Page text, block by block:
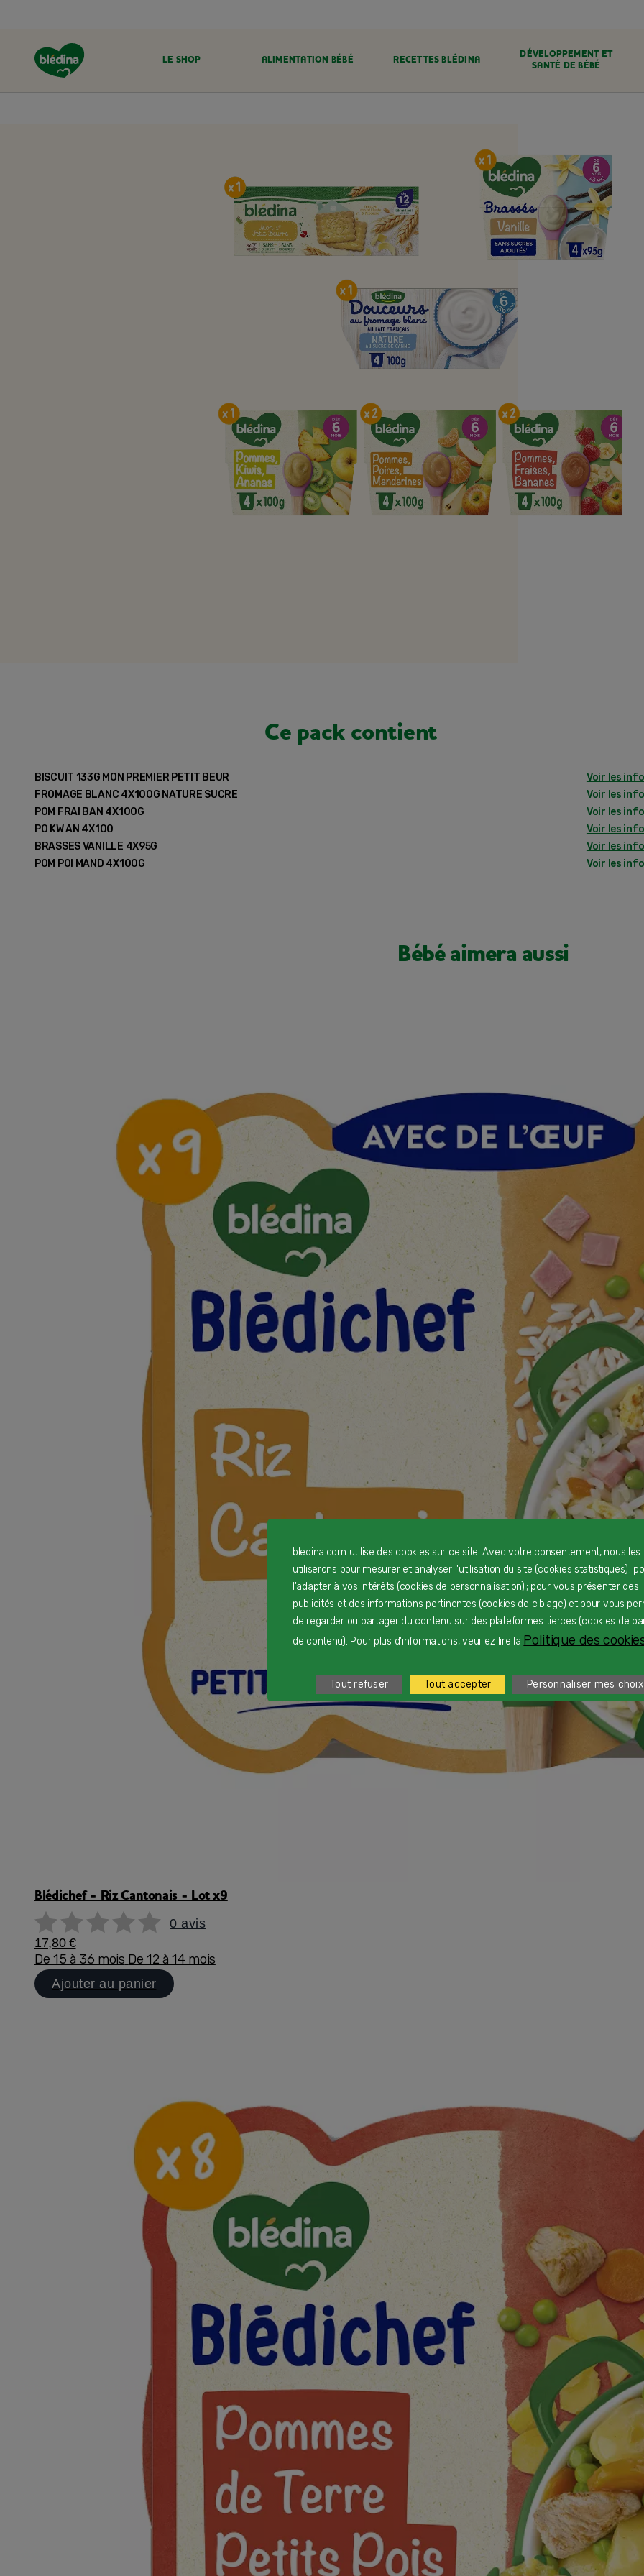
LE SHOP ALIMENTATION BÉBÉ RECETTES BLÉDINA
DÉVELOPPEMENT ET
SANTÉ DE BÉBÉ
LE SHOP
Ce pack contient
BISCUIT 133G MON PREMIER PETIT BEUR
Voir les
FROMAGE BLANC 4X100G NATURE SUCRE
Voir les
POM FRAI BAN 4X100G
Voir les
PO KW AN 4X100
Voir les
BRASSES VANILLE 4X95G
Voir les
POM POI MAND 4X100G
Voir les
Bébé aimera aussi
Blédichef - Riz Cantonais - Lot x9
0 avis
17,80 €
De 15 à 36 mois De 12 à 14 mois
Ajouter au panier
bledina.com utilise des cookies sur ce site. Avec votre consentement, nous les
utiliserons pour mesurer et analyser l'utilisation du site (cookies statistiques) ;
l'adapter à vos intérêts (cookies de personnalisation) ; pour vous présenter des
publicités et des informations pertinentes (cookies de ciblage) et pour vous
de regarder ou partager du contenu sur des plateformes tierces (cookies de
de contenu). Pour plus d'informations, veuillez lire la Politique des
Tout refuser Tout accepter Personnaliser mes choix